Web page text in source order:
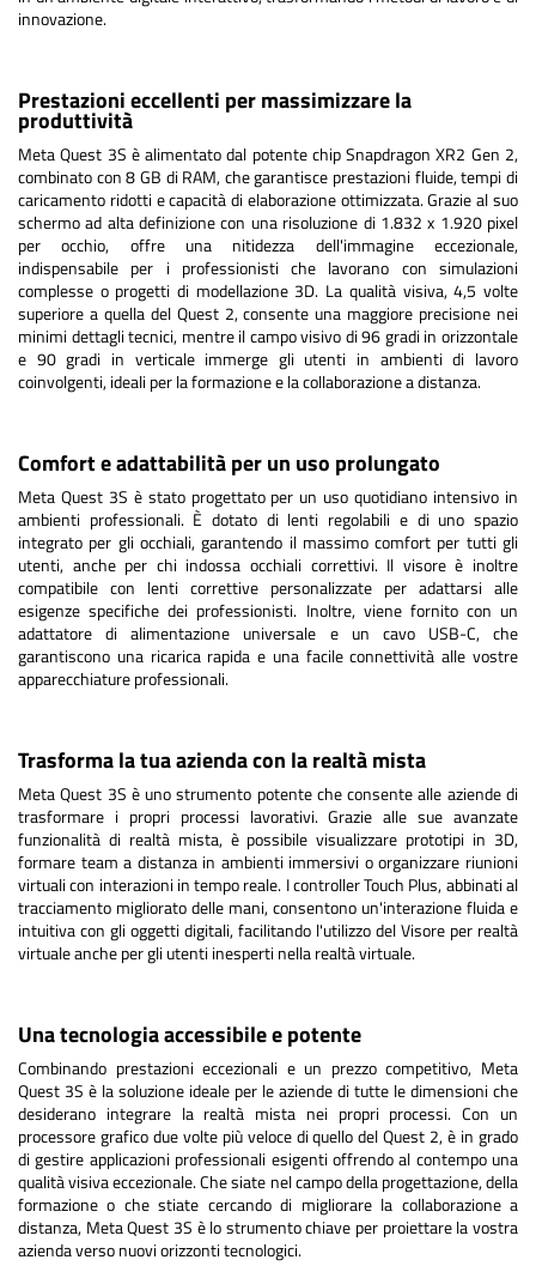
innovazione.
Prestazioni eccellenti per massimizzare la
produttività
Meta Quest 3S è alimentato dal potente chip Snapdragon XR2 Gen 2,
combinato con 8 GB di RAM, che garantisce prestazioni fluide, tempi di
caricamento ridotti e capacità di elaborazione ottimizzata. Grazie al suo
schermo ad alta definizione con una risoluzione di 1.832 x 1.920 pixel
per occhio, offre una nitidezza dell'immagine eccezionale,
indispensabile per i professionisti che lavorano con simulazioni
complesse o progetti di modellazione 3D. La qualità visiva, 4,5 volte
superiore a quella del Quest 2, consente una maggiore precisione nei
minimi dettagli tecnici, mentre il campo visivo di 96 gradi in orizzontale
e 90 gradi in verticale immerge gli utenti in ambienti di lavoro
coinvolgenti, ideali per la formazione e la collaborazione a distanza.
Comfort e adattabilità per un uso prolungato
Meta Quest 3S è stato progettato per un uso quotidiano intensivo in
ambienti professionali. È dotato di lenti regolabili e di uno spazio
integrato per gli occhiali, garantendo il massimo comfort per tutti gli
utenti, anche per chi indossa occhiali correttivi. Il visore è inoltre
compatibile con lenti correttive personalizzate per adattarsi alle
esigenze specifiche dei professionisti. Inoltre, viene fornito con un
adattatore di alimentazione universale e un cavo USB-C, che
garantiscono una ricarica rapida e una facile connettività alle vostre
apparecchiature professionali.
Trasforma la tua azienda con la realtà mista
Meta Quest 3S è uno strumento potente che consente alle aziende di
trasformare i propri processi lavorativi. Grazie alle sue avanzate
funzionalità di realtà mista, è possibile visualizzare prototipi in 3D,
formare team a distanza in ambienti immersivi o organizzare riunioni
virtuali con interazioni in tempo reale. I controller Touch Plus, abbinati al
tracciamento migliorato delle mani, consentono un'interazione fluida e
intuitiva con gli oggetti digitali, facilitando l'utilizzo del Visore per realtà
virtuale anche per gli utenti inesperti nella realtà virtuale.
Una tecnologia accessibile e potente
Combinando prestazioni eccezionali e un prezzo competitivo, Meta
Quest 3S è la soluzione ideale per le aziende di tutte le dimensioni che
desiderano integrare la realtà mista nei propri processi. Con un
processore grafico due volte più veloce di quello del Quest 2, è in grado
di gestire applicazioni professionali esigenti offrendo al contempo una
qualità visiva eccezionale. Che siate nel campo della progettazione, della
formazione o che stiate cercando di migliorare la collaborazione a
distanza, Meta Quest 3S è lo strumento chiave per proiettare la vostra
azienda verso nuovi orizzonti tecnologici.